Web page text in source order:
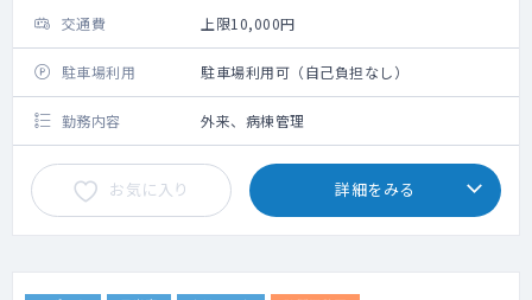
交通費 上限10,000円
駐車場利用 駐車場利用可（自己負担なし）
勤務内容 外来、病棟管理
お気に入り 詳細をみる